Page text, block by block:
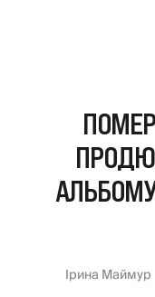
АЛЬБОМУ
Ірина Маймур